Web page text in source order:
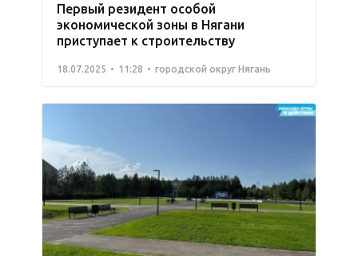
Первый резидент особой
экономической зоны в Нягани
приступает к строительству
18.07.2025 11:28 городской округ Нягань